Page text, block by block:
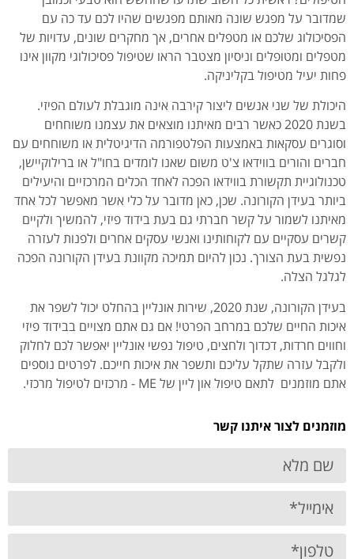
שמדובר על מפגש שונה מאותם מפגשים שהיו לכם עד כה עם
הפסיכולוג שלכם או מטפלים אחרים, אך מחקרים שונים, עדויות של
מטפלים ומטופלים וניסיון מצטבר הראו שטיפול פסיכולוגי מקוון אינו
פחות יעיל מטיפול בקליניקה.
היכולת של שני אנשים ליצור קירבה אינה מוגבלת לעולם הפיזי.
בשנת 2020 כאשר רבים מאיתנו מוצאים את עצמנו משוחחים
וסוגרים עסקאות באמצעות הפלטפורמה הדיגיטלית או משוחחים עם
חברים והורים בווידאו צ'ט משום שאנו לומדים בחו"ל או ברילוקיישן,
טכנולוגיית תקשורת בווידאו הפכה לאחד הכלים המרכזיים והיעילים
ביותר בעידן הקורונה. שכן, כאן מדובר על כלי אשר מאפשר לכל אחד
מאיתנו לשמור על קשר חברתי גם בעת בידוד פיזי, להמשיך ולקיים
קשרים עסקיים עם לקוחותינו ואנשי עסקים אחרים ולפנות לעזרה
נפשית בעת הצורך. נכון להיום תמיכה מקוונת בעידן הקורונה הפכה
לגלגל הצלה.
בעידן הקורונה, שנת 2020, שירות אונליין בהחלט יכול לשפר את
איכות החיים שלכם במרחב הפרטי! אם גם אתם מצויים בבידוד פיזי
וחווים חרדות, דכדוך ולחצים, טיפול נפשי אונליין יאפשר לכם לחלוק
ולקבל עזרה שתקל עליכם ותשפר את איכות חייכם. לפרטים נוספים
אתם מוזמנים לתאם טיפול און ליין של ME - מרכזים לטיפול מרכזי.
מוזמנים לצור איתנו קשר